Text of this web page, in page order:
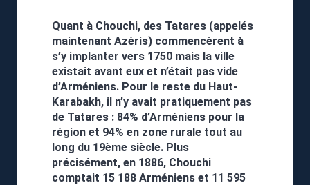
Quant à Chouchi, des Tatares (appelés
maintenant Azéris) commencèrent à
s’y implanter vers 1750 mais la ville
existait avant eux et n’était pas vide
d’Arméniens. Pour le reste du Haut-
Karabakh, il n’y avait pratiquement pas
de Tatares : 84% d’Arméniens pour la
région et 94% en zone rurale tout au
long du 19ème siècle. Plus
précisément, en 1886, Chouchi
comptait 15 188 Arméniens et 11 595